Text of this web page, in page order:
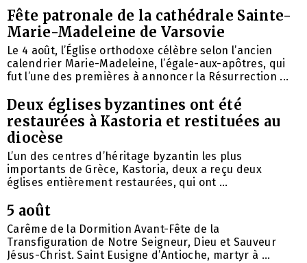
Fête patronale de la cathédrale Sainte-
Marie-Madeleine de Varsovie
Le 4 août, l’Église orthodoxe célèbre selon l’ancien
calendrier Marie-Madeleine, l’égale-aux-apôtres, qui
fut l’une des premières à annoncer la Résurrection ...
Deux églises byzantines ont été
restaurées à Kastoria et restituées au
diocèse
L’un des centres d’héritage byzantin les plus
importants de Grèce, Kastoria, deux a reçu deux
églises entièrement restaurées, qui ont ...
5 août
Carême de la Dormition Avant-Fête de la
Transfiguration de Notre Seigneur, Dieu et Sauveur
Jésus-Christ. Saint Eusigne d’Antioche, martyr à ...